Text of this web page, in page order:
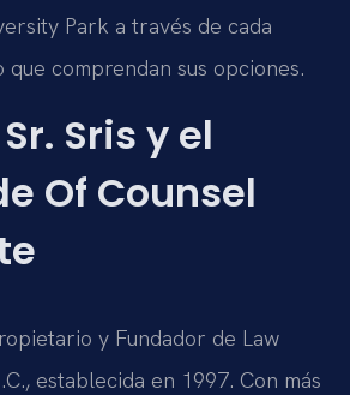
Park a través de cada
que comprendan sus opciones.
Sris y el
Of Counsel
y Fundador de Law
establecida en 1997. Con más